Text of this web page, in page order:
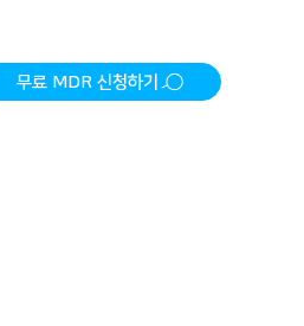
무료 MDR 신청하기